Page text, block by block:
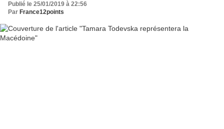
Publié le 25/01/2019 à 22:56
Par France12points